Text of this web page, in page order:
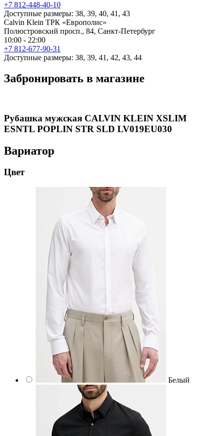
+7 812-448-40-10
Доступные размеры: 38, 39, 40, 41, 43
Calvin Klein ТРК «Европолис»
Полюстровский просп., 84, Санкт-Петербург
10:00 - 22:00
+7 812-677-90-31
Доступные размеры: 38, 39, 41, 42, 43, 44
Забронировать в магазине
Рубашка мужская CALVIN KLEIN XSLIM
ESNTL POPLIN STR SLD LV019EU030
Вариатор
Цвет
Белый